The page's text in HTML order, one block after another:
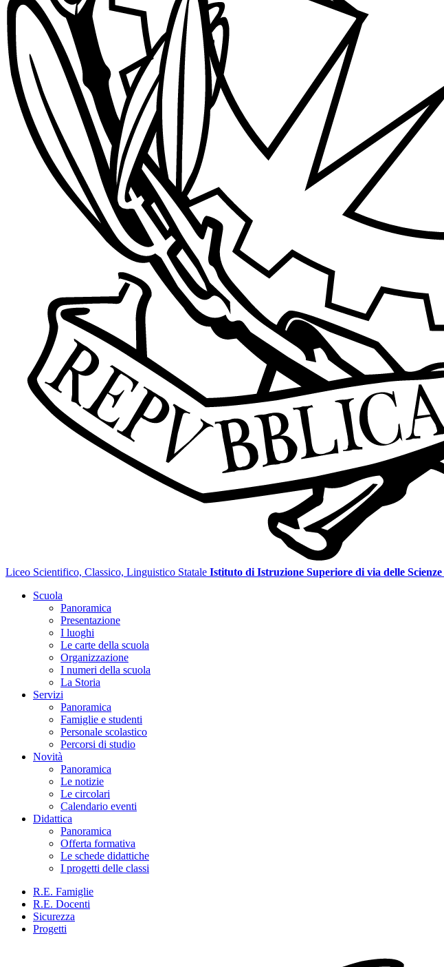
Liceo Scientifico, Classico, Linguistico Statale Istituto di Istruzione Superiore di via delle Scienze
Scuola
Panoramica
Presentazione
I luoghi
Le carte della scuola
Organizzazione
I numeri della scuola
La Storia
Servizi
Panoramica
Famiglie e studenti
Personale scolastico
Percorsi di studio
Novità
Panoramica
Le notizie
Le circolari
Calendario eventi
Didattica
Panoramica
Offerta formativa
Le schede didattiche
I progetti delle classi
R.E. Famiglie
R.E. Docenti
Sicurezza
Progetti